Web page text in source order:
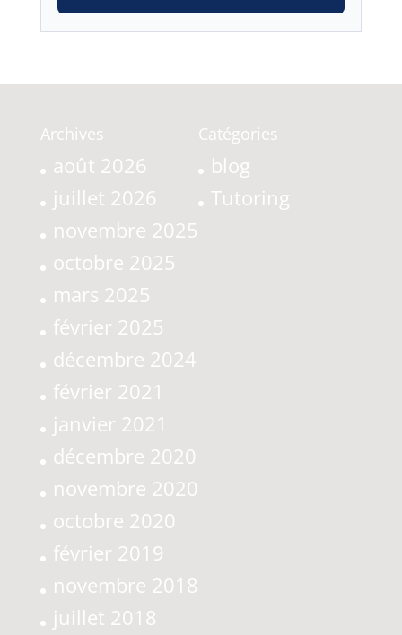
Archives
août 2026
juillet 2026
novembre 2025
octobre 2025
mars 2025
février 2025
décembre 2024
février 2021
janvier 2021
décembre 2020
novembre 2020
octobre 2020
février 2019
novembre 2018
juillet 2018
Catégories
blog
Tutoring